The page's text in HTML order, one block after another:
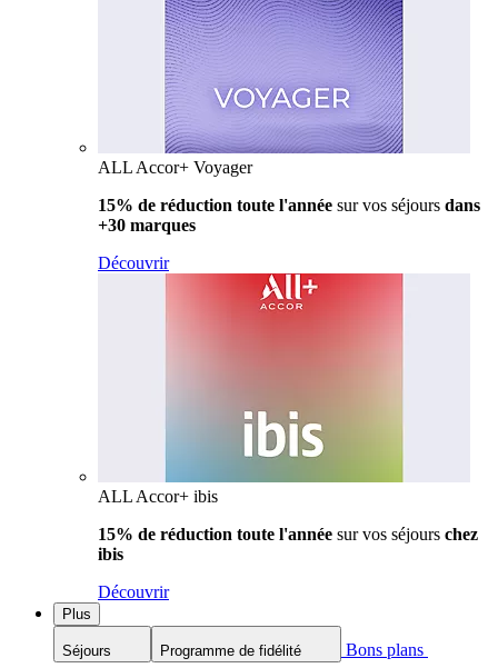
ALL Accor+ Voyager
15% de réduction toute l'année sur vos séjours dans
+30 marques
Découvrir
ALL Accor+ ibis
15% de réduction toute l'année sur vos séjours chez
ibis
Découvrir
Plus
Séjours Programme de fidélité
Bons plans